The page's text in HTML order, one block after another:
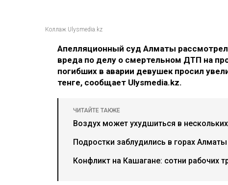
Коллаж Ulysmedia.kz
Апелляционный суд Алматы
вреда по делу о смертельном ДТП на
погибших в аварии девушек просил
тенге, сообщает Ulysmedia.kz.
ЧИТАЙТЕ ТАКЖЕ
Воздух может ухудшиться в
Подростки заблудились в горах Алматы
Конфликт на Кашагане: сотни рабочих